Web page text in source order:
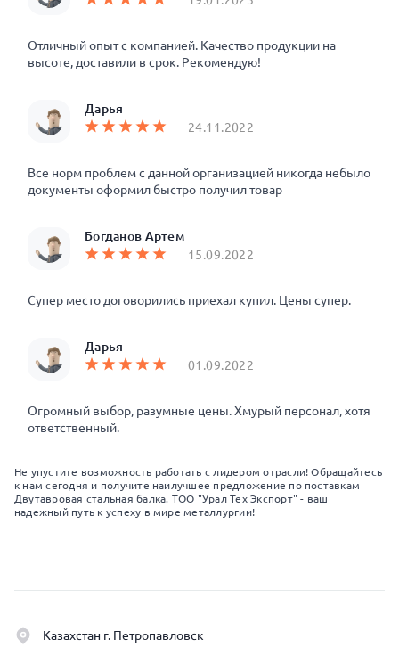
Отличный опыт с компанией. Качество продукции на
высоте, доставили в срок. Рекомендую!
Дарья
24.11.2022
Все норм проблем с данной организацией никогда небыло
документы оформил быстро получил товар
Богданов Артём
15.09.2022
Супер место договорились приехал купил. Цены супер.
Дарья
01.09.2022
Огромный выбор, разумные цены. Хмурый персонал, хотя
ответственный.
Не упустите возможность работать с лидером отрасли! Обращайтесь
к нам сегодня и получите наилучшее предложение по поставкам
Двутавровая стальная балка. ТОО "Урал Тех Экспорт" - ваш
надежный путь к успеху в мире металлургии!
Казахстан г. Петропавловск